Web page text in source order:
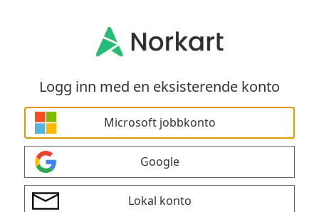
Logg inn med en eksisterende konto
Microsoft jobbkonto
Google
Lokal konto